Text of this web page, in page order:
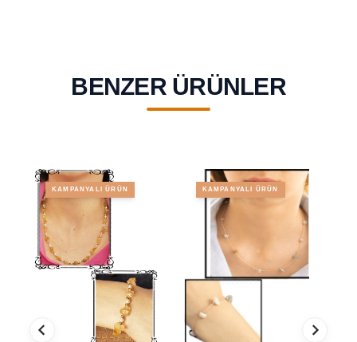
BENZER ÜRÜNLER
KAMPANYALI ÜRÜN KAMPANYALI ÜRÜN